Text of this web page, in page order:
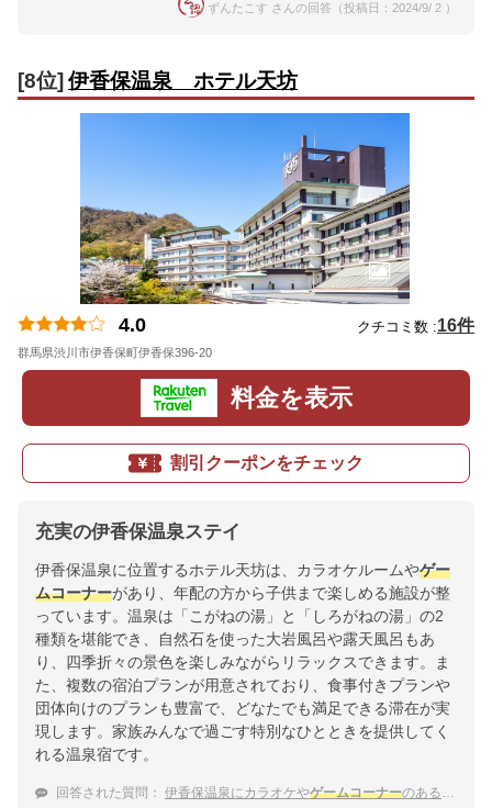
ずんたこす さんの回答（投稿日：2024/9/ 2 ）
[8位] 伊香保温泉 ホテル天坊
4.0 クチコミ数 :16件
群馬県渋川市伊香保町伊香保396-20
料金を表示
割引クーポンをチェック
充実の伊香保温泉ステイ
伊香保温泉に位置するホテル天坊は、カラオケルームやゲー
ムコーナーがあり、年配の方から子供まで楽しめる施設が整
っています。温泉は「こがねの湯」と「しろがねの湯」の2
種類を堪能でき、自然石を使った大岩風呂や露天風呂もあ
り、四季折々の景色を楽しみながらリラックスできます。ま
た、複数の宿泊プランが用意されており、食事付きプランや
団体向けのプランも豊富で、どなたでも満足できる滞在が実
現します。家族みんなで過ごす特別なひとときを提供してく
れる温泉宿です。
回答された質問： 伊香保温泉にカラオケやゲームコーナーのある宿はありますか？